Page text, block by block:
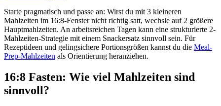
Starte pragmatisch und passe an: Wirst du mit 3 kleineren
Mahlzeiten im 16:8-Fenster nicht richtig satt, wechsle auf 2 größere
Hauptmahlzeiten. An arbeitsreichen Tagen kann eine strukturierte 2-
Mahlzeiten-Strategie mit einem Snackersatz sinnvoll sein. Für
Rezeptideen und gelingsichere Portionsgrößen kannst du die Meal-
Prep-Mahlzeiten als Orientierung heranziehen.
16:8 Fasten: Wie viel Mahlzeiten sind
sinnvoll?